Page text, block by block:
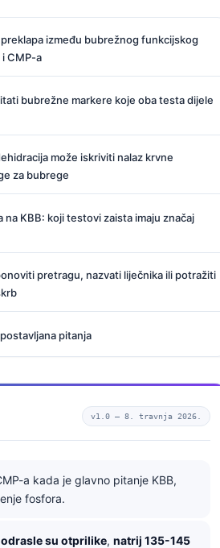
između bubrežnog funkcijskog
i CMP-a
bubrežne markere koje oba testa dijele
može iskriviti nalaz krvne
za bubrege
na KBB: koji testovi zaista imaju značaj
pretragu, nazvati liječnika ili potražiti
pitanja
v1.0 — 8. travnja 2026.
a kada je glavno pitanje KBB,
fosfora.
su otprilike, natrij 135-145